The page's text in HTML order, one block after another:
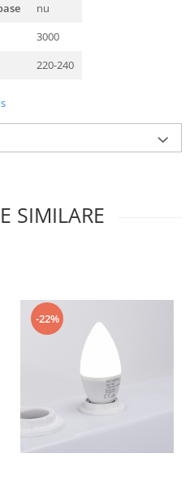
nu
3000
220-240
SIMILARE
-22%